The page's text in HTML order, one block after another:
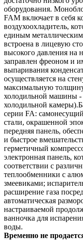
оборудования.
FAM включает в себя
воздухоохладитель,
единым
встроена в лицевую
высокого давления на
заправлен фреоном и
выпаривания
осуществляется на
максимальную
холодильной машины -
холодильной
серии FA:
стали, окрашенной
передняя панель,
и быстрое
герметичный
электронная панель,
соответствии с
теплообменники с
змеевиками;
расширение газа
автоматическая
настраиваемой
ванночка для
воды.
Временно не